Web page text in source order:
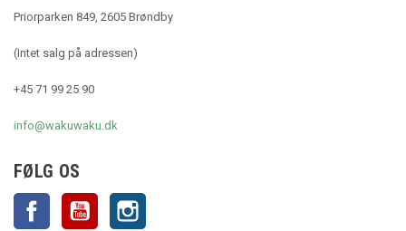
Priorparken 849, 2605 Brøndby
(Intet salg på adressen)
+45 71 99 25 90
info@wakuwaku.dk
FØLG OS
Facebook YouTube